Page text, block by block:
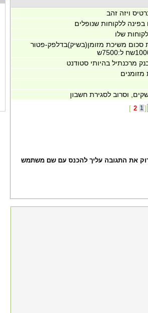
ויזה זהב
ללקוחות שנופלים
שלו
סכום משיכת מזומן(בשיק)בדלפק-פטור
מרכנתיל בהיותי סטודנט
וסרוב לסגירת חשבון
[ 2 1 ]
את התגובה עליך להכנס עם שם משתמש